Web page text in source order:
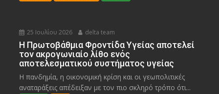
25 Ιουλίου 2026 delta team
Η Πρωτοβάθμια Φροντίδα Υγείας αποτελεί
τον ακρογωνιαίο λίθο ενός
αποτελεσματικού συστήματος υγείας
Η πανδημία, η οικονομική κρίση και οι γεωπολιτικές
αναταράξεις απέδειξαν με τον πιο σκληρό τρόπο ότι...